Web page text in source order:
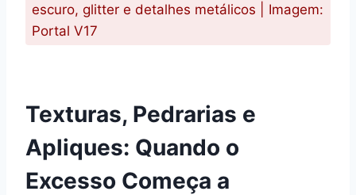
escuro, glitter e detalhes metálicos | Imagem:
Portal V17
Texturas, Pedrarias e
Apliques: Quando o
Excesso Começa a